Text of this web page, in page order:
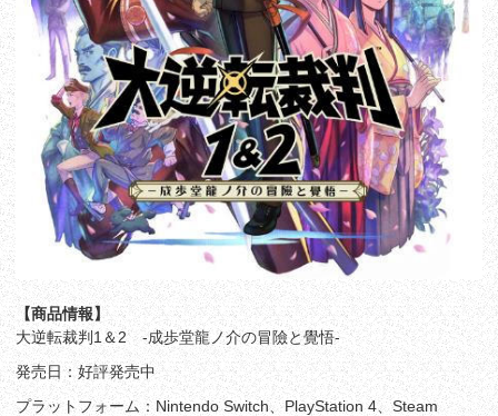
【商品情報】
大逆転裁判1＆2 -成歩堂龍ノ介の冒險と覺悟-
発売日：好評発売中
プラットフォーム：Nintendo Switch、PlayStation 4、Steam